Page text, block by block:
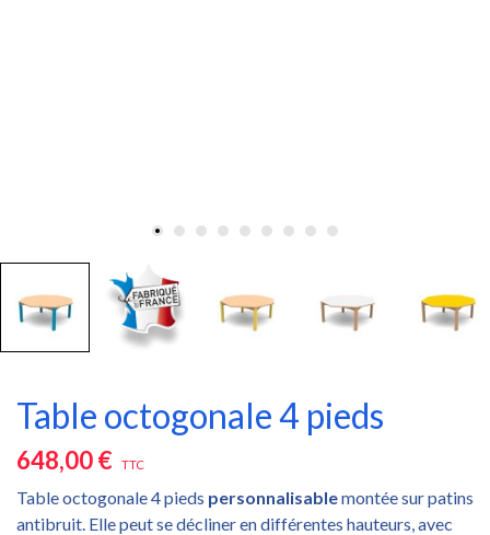
Table octogonale 4 pieds
648,00 € TTC
Table octogonale 4 pieds personnalisablemontée sur patins
antibruit. Elle peut se décliner en différentes hauteurs, avec